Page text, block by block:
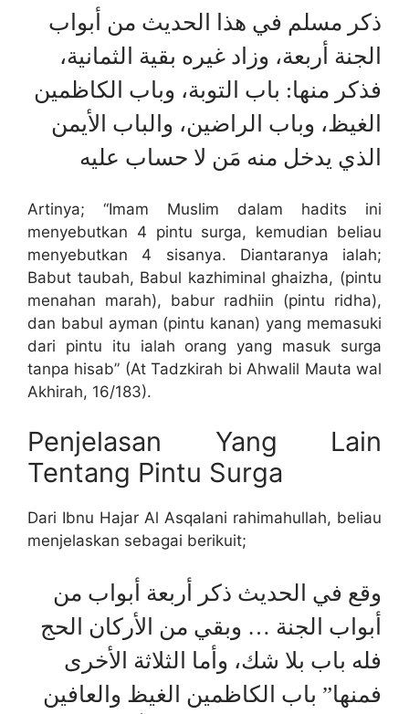
ذكر مسلم في هذا الحديث من أبواب
الجنة أربعة، وزاد غيره بقية الثمانية،
فذكر منها: باب التوبة، وباب الكاظمين
الغيظ، وباب الراضين، والباب الأيمن
الذي يدخل منه مَن لا حساب عليه
Artinya; “Imam Muslim dalam hadits ini
menyebutkan 4 pintu surga, kemudian beliau
menyebutkan 4 sisanya. Diantaranya ialah;
Babut taubah, Babul kazhiminal ghaizha, (pintu
menahan marah), babur radhiin (pintu ridha),
dan babul ayman (pintu kanan) yang memasuki
dari pintu itu ialah orang yang masuk surga
tanpa hisab” (At Tadzkirah bi Ahwalil Mauta wal
Akhirah, 16/183).
Penjelasan Yang Lain
Tentang Pintu Surga
Dari Ibnu Hajar Al Asqalani rahimahullah, beliau
menjelaskan sebagai berikuit;
وقع في الحديث ذكر أربعة أبواب من
أبواب الجنة … وبقي من الأركان الحج
فله باب بلا شك، وأما الثلاثة الأخرى
فمنها” باب الكاظمين الغيظ والعافين